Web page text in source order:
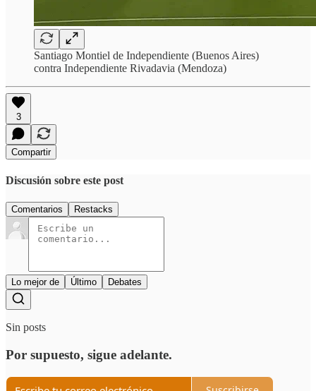
Santiago Montiel de Independiente (Buenos Aires)
contra Independiente Rivadavia (Mendoza)
3
Compartir
Discusión sobre este post
Comentarios Restacks
Lo mejor de Último Debates
Sin posts
Por supuesto, sigue adelante.